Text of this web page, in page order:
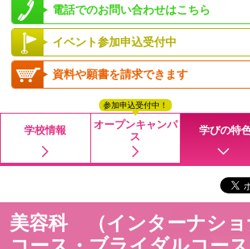
電話でのお問い合わせはこちら
イベント参加申込受付中
資料や願書を請求できます
学校情報
オープンキャンパ
ス
参加申込受付中！
学びの特
美容科 （インターナショ